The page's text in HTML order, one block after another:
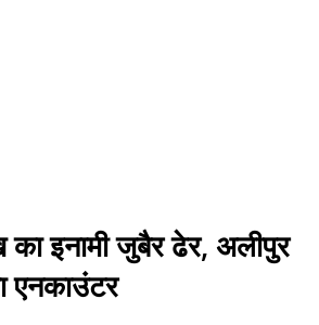
इनामी जुबैर ढेर, अलीपुर
एनकाउंटर